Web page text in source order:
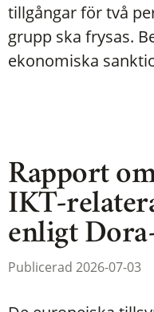
tillgångar för två
grupp ska frysas.
ekonomiska
Rapport
IKT-
enligt
Publicerad 2026-07-03